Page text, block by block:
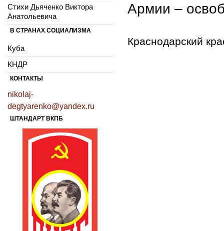
Армии –
Краснодарский
Стихи Дьяченко Виктора
Анатольевича
В СТРАНАХ СОЦИАЛИЗМА
Куба
КНДР
КОНТАКТЫ
nikolaj-
degtyarenko@yandex.ru
ШТАНДАРТ ВКПБ